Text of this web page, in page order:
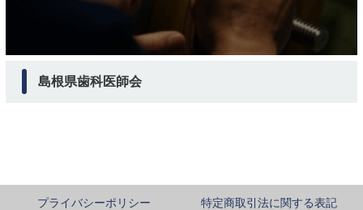
島根県歯科医師会
プライバシーポリシー 特定商取引法に関する表記